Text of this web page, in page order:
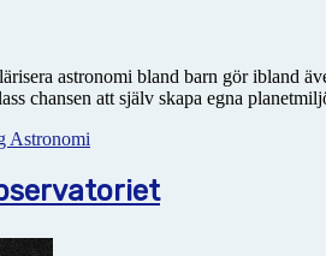
astronomi bland barn gör ibland
chansen att själv skapa egna
Astronomi